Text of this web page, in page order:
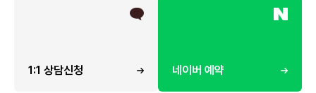
1:1 상담신청 네이버 예약